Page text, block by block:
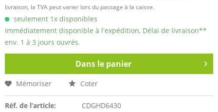
livraison, la TVA peut varier lors du passage à la caisse.
seulement 1x disponibles
Immédiatement disponible à l'expédition, Délai de livraison**
env. 1 à 3 jours ouvrés.
Dans le panier
Mémoriser Coter
Réf. de l’article:
CDGHD6430